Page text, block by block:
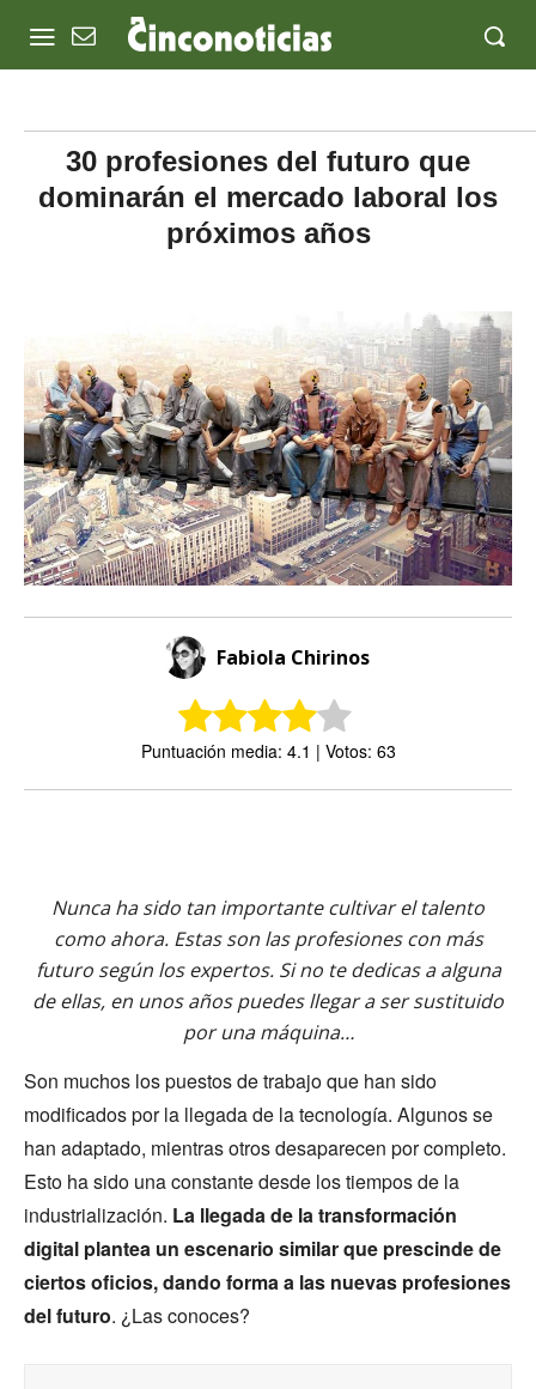
30 profesiones del futuro que
dominarán el mercado laboral los
próximos años
Fabiola Chirinos
Puntuación media: 4.1 | Votos: 63
Nunca ha sido tan importante cultivar el talento
como ahora. Estas son las profesiones con más
futuro según los expertos. Si no te dedicas a alguna
de ellas, en unos años puedes llegar a ser sustituido
por una máquina…
Son muchos los puestos de trabajo que han sido
modificados por la llegada de la tecnología. Algunos se
han adaptado, mientras otros desaparecen por completo.
Esto ha sido una constante desde los tiempos de la
industrialización. La llegada de la transformación
digital plantea un escenario similar que prescinde de
ciertos oficios, dando forma a las nuevas profesiones
del futuro. ¿Las conoces?